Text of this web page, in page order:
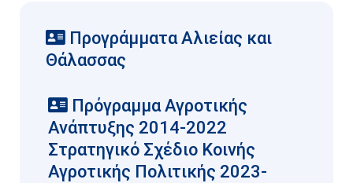
Προγράμματα Αλιείας και
Θάλασσας
Πρόγραμμα Αγροτικής
Ανάπτυξης 2014-2022
Στρατηγικό Σχέδιο Κοινής
Αγροτικής Πολιτικής 2023-